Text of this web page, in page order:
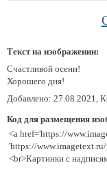
Текст на изображении:
Счастливой осени!
Хорошего дня!
Добавлено: 27.08.2021,
Код для размещения
<a href='https://
'https://
<br>Картинки с